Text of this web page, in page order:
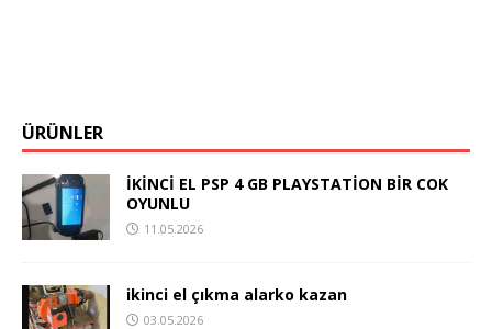
ÜRÜNLER
İKİNCİ EL PSP 4 GB PLAYSTATİON BİR COK
OYUNLU
11.05.2026
ikinci el çıkma alarko kazan
03.05.2026